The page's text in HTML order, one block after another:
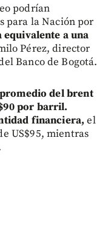
podrían
para la Nación por
a una
Pérez, director
Banco de Bogotá.
del brent
por barril.
financiera, el
US$95, mientras